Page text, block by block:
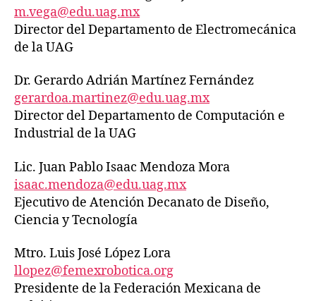
m.vega@edu.uag.mx
Director del Departamento de Electromecánica
de la UAG
Dr. Gerardo Adrián Martínez Fernández
gerardoa.martinez@edu.uag.mx
Director del Departamento de Computación e
Industrial de la UAG
Lic. Juan Pablo Isaac Mendoza Mora
isaac.mendoza@edu.uag.mx
Ejecutivo de Atención Decanato de Diseño,
Ciencia y Tecnología
Mtro. Luis José López Lora
llopez@femexrobotica.org
Presidente de la Federación Mexicana de